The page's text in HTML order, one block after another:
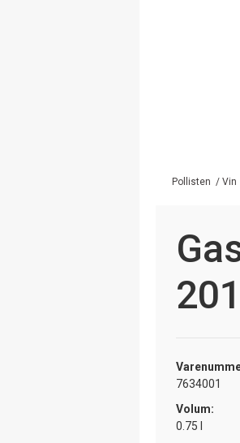
Pollisten / Vin
7634001
Volum:
0.75 l